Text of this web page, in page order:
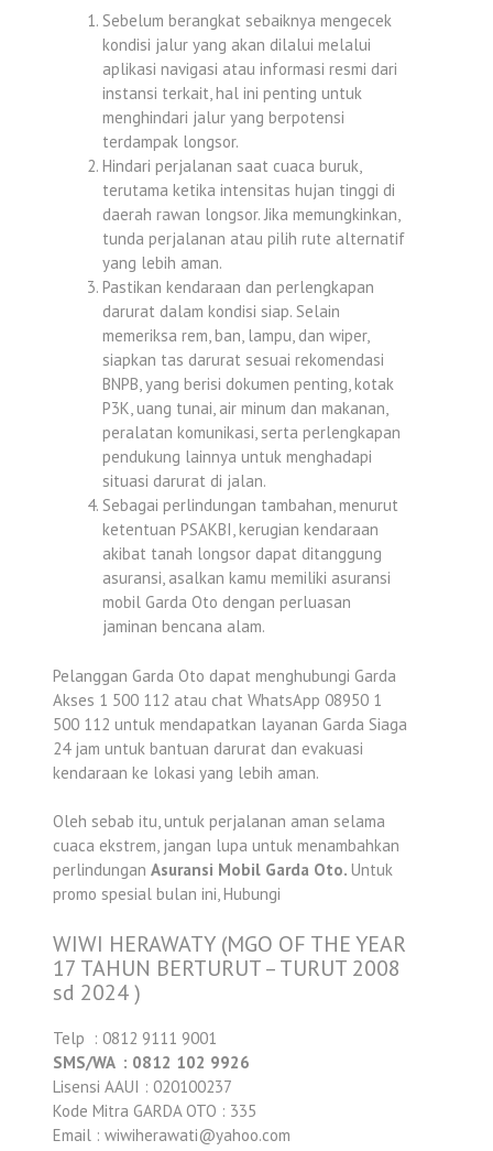
Sebelum berangkat sebaiknya mengecek
kondisi jalur yang akan dilalui melalui
aplikasi navigasi atau informasi resmi dari
instansi terkait, hal ini penting untuk
menghindari jalur yang berpotensi
terdampak longsor.
Hindari perjalanan saat cuaca buruk,
terutama ketika intensitas hujan tinggi di
daerah rawan longsor. Jika memungkinkan,
tunda perjalanan atau pilih rute alternatif
yang lebih aman.
Pastikan kendaraan dan perlengkapan
darurat dalam kondisi siap. Selain
memeriksa rem, ban, lampu, dan wiper,
siapkan tas darurat sesuai rekomendasi
BNPB, yang berisi dokumen penting, kotak
P3K, uang tunai, air minum dan makanan,
peralatan komunikasi, serta perlengkapan
pendukung lainnya untuk menghadapi
situasi darurat di jalan.
Sebagai perlindungan tambahan, menurut
ketentuan PSAKBI, kerugian kendaraan
akibat tanah longsor dapat ditanggung
asuransi, asalkan kamu memiliki asuransi
mobil Garda Oto dengan perluasan
jaminan bencana alam.
Pelanggan Garda Oto dapat menghubungi Garda
Akses 1 500 112 atau chat WhatsApp 08950 1
500 112 untuk mendapatkan layanan Garda Siaga
24 jam untuk bantuan darurat dan evakuasi
kendaraan ke lokasi yang lebih aman.
Oleh sebab itu, untuk perjalanan aman selama
cuaca ekstrem, jangan lupa untuk menambahkan
perlindungan Asuransi Mobil Garda Oto. Untuk
promo spesial bulan ini, Hubungi
WIWI HERAWATY (MGO OF THE YEAR
17 TAHUN BERTURUT – TURUT 2008
sd 2024 )
Telp : 0812 9111 9001
SMS/WA : 0812 102 9926
Lisensi AAUI : 020100237
Kode Mitra GARDA OTO : 335
Email : wiwiherawati@yahoo.com